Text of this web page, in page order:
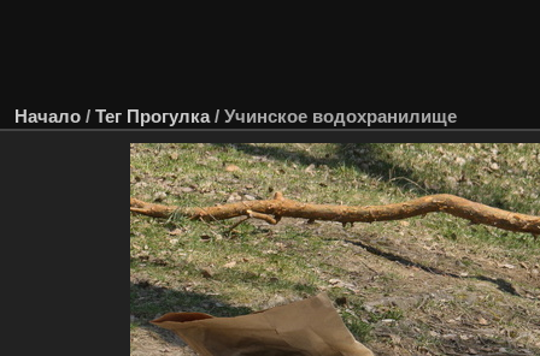
Начало / Тег Прогулка/ Учинское водохранилище